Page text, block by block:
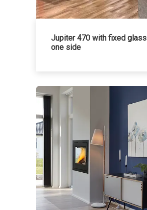
Jupiter 470 with fixed glass
one side